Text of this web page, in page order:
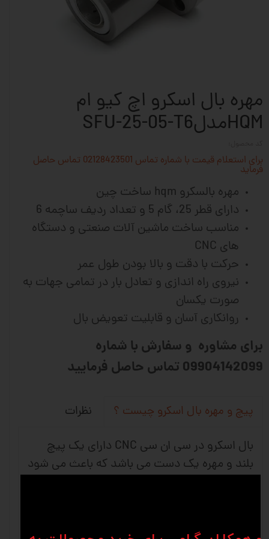
مهره بال اسکرو اچ کیو ام
HQMمدلSFU-25-05-T6
برای استعلام قیمت با شماره تماس 02128423501 تماس حاصل
فرماید
مهره بالسکرو hqm ساخت چین
دارای قطر 25، گام 5 و تعداد ردیف ساچمه 6
مناسب ساخت ماشین آلات صنعتی و دستگاه
های CNC
حرکت با دقت و بالا بودن طول عمر
نیروی راه اندازی و تعادل بار در تمامی جهات به
صورت یکسان
روانکاری آسان و قابلیت تعویض بال
برای مشاوره و سفارش با شماره
09904142099 تماس حاصل فرمایید
پیچ و مهره بال اسکرو چیست ؟ نظرات
بال اسکرو در سی ان سی CNC دارای یک پیچ
بلند و مهره یک دست می باشد که باعث می شود